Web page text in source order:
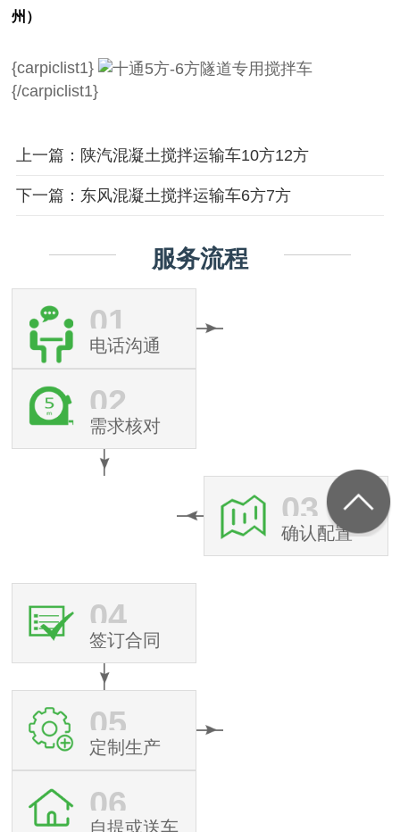
州）
{carpiclist1}
{/carpiclist1}
上一篇：陕汽混凝土搅拌运输车10方12方
下一篇：东风混凝土搅拌运输车6方7方
服务流程
01
电话沟通
02
需求核对
03
确认配置
04
签订合同
05
定制生产
06
自提或送车